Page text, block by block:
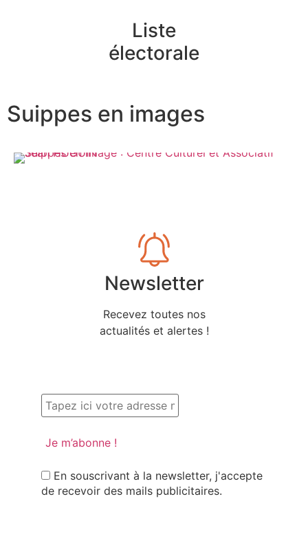
Liste
électorale
Suippes en images
Newsletter
Recevez toutes nos
actualités et alertes !
En souscrivant à la newsletter, j'accepte
de recevoir des mails publicitaires.